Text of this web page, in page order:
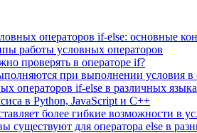
операторов if-else: основные
работы условных операторов
проверять в операторе if?
при выполнении условия в
операторов if-else в различных
в Python, JavaScript и C++
более гибкие возможности в
существуют для оператора else в